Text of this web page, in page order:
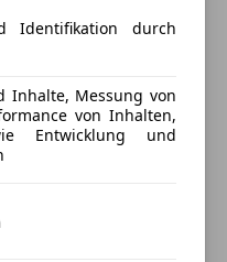
KFZ:
Identifikation durch
Inhalte, Messung von
von Inhalten,
Entwicklung und